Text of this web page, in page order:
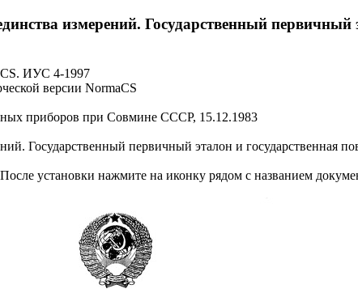
измерений. Государственный первичный
ИУС 4-1997
версии NormaCS
приборов при Совмине СССР, 15.12.1983
Государственный первичный эталон и государственная
установки нажмите на иконку рядом с названием